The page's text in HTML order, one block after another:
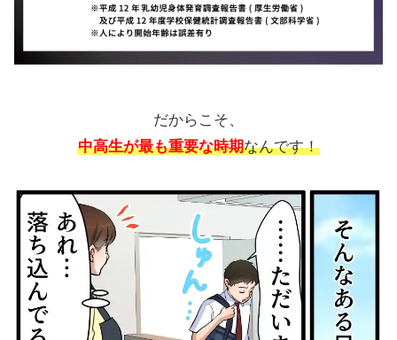
だからこそ、
中高生が最も重要な時期なんです！